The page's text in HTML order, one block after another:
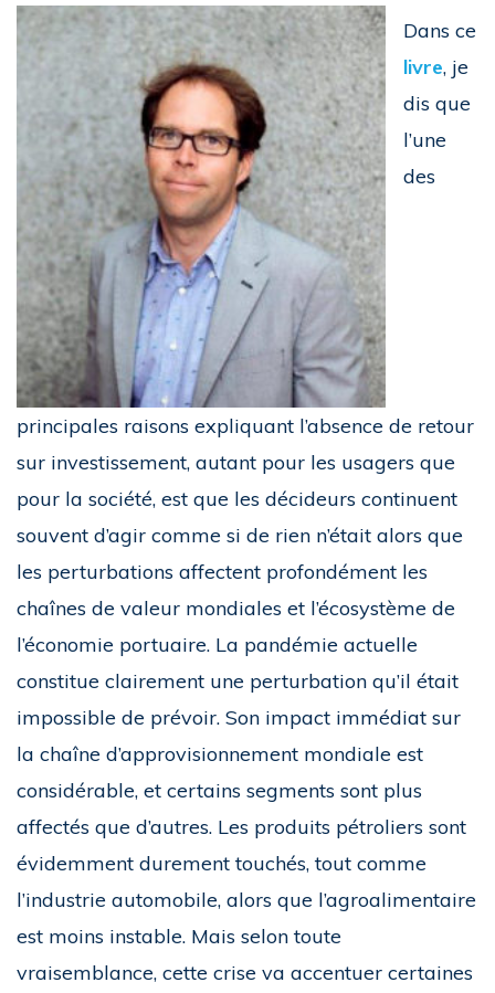
Dans ce
livre, je
dis que
l’une
des
principales raisons expliquant l’absence de retour
sur investissement, autant pour les usagers que
pour la société, est que les décideurs continuent
souvent d’agir comme si de rien n’était alors que
les perturbations affectent profondément les
chaînes de valeur mondiales et l’écosystème de
l’économie portuaire. La pandémie actuelle
constitue clairement une perturbation qu’il était
impossible de prévoir. Son impact immédiat sur
la chaîne d’approvisionnement mondiale est
considérable, et certains segments sont plus
affectés que d’autres. Les produits pétroliers sont
évidemment durement touchés, tout comme
l’industrie automobile, alors que l’agroalimentaire
est moins instable. Mais selon toute
vraisemblance, cette crise va accentuer certaines